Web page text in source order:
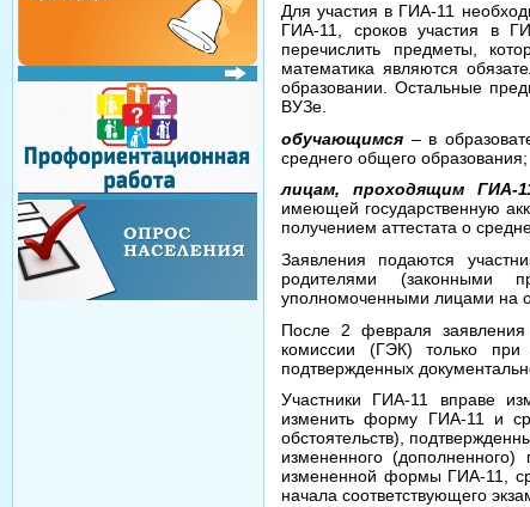
Для участия в ГИА-11
ГИА-11, сроков участия в
перечислить предметы,
математика являются
образовании. Остальные
ВУЗе.
обучающимся – в
среднего общего образования;
лицам, проходящим ГИА-
имеющей государственную
получением аттестата о
Заявления подаются
родителями (законными
уполномоченными лицами на
После 2 февраля
комиссии (ГЭК) только при
подтвержденных
Участники ГИА-11 вправе
изменить форму ГИА-11 и
обстоятельств),
измененного
измененной формы ГИА-11,
начала соответствующего